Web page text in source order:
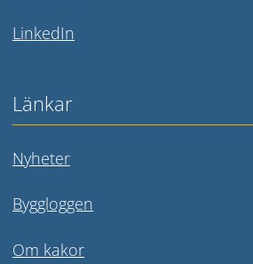
LinkedInLänk till annan webbplats.
Länkar
Nyheter
Byggloggen
Om kakor